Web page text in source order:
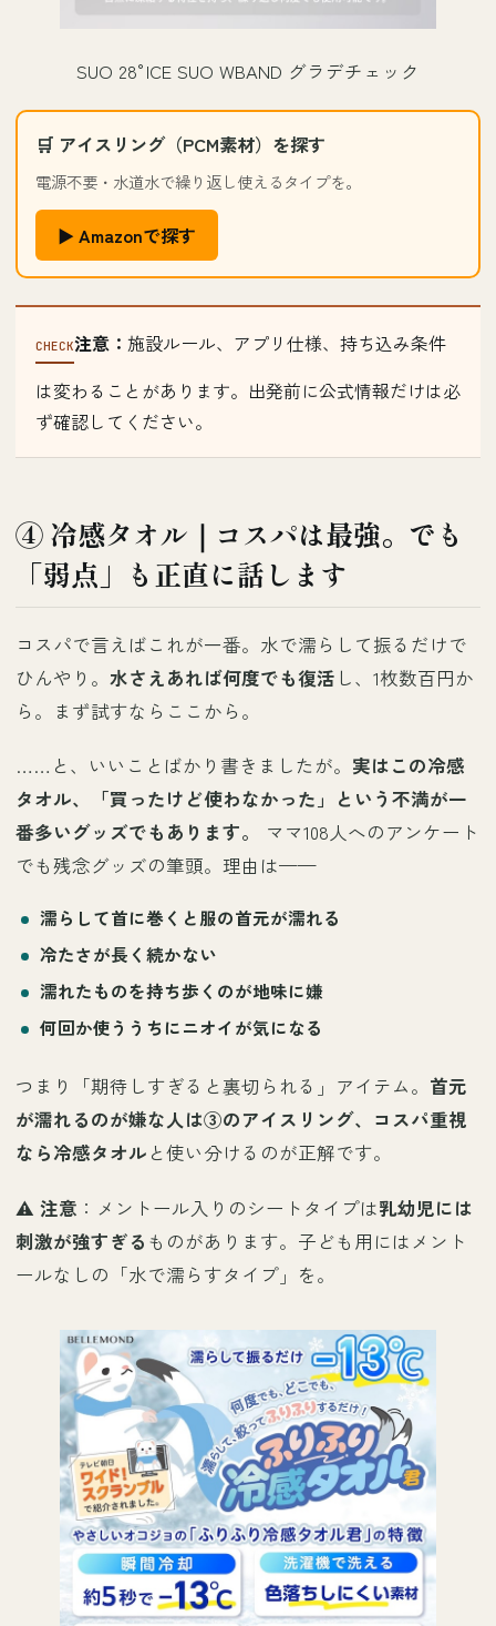
SUO 28°ICE SUO WBAND グラデチェック
🛒 アイスリング（PCM素材）を探す
電源不要・水道水で繰り返し使えるタイプを。
▶ Amazonで探す
注意： 施設ルール、アプリ仕様、持ち込み条件
は変わることがあります。出発前に公式情報だけは必
ず確認してください。
④ 冷感タオル｜コスパは最強。でも
「弱点」も正直に話します
コスパで言えばこれが一番。水で濡らして振るだけで
ひんやり。 水さえあれば何度でも復活 し、1枚数百円か
ら。まず試すならここから。
……と、いいことばかり書きましたが。 実はこの冷感
タオル、「買ったけど使わなかった」という不満が一
番多いグッズでもあります。
ママ108人へのアンケート
でも残念グッズの筆頭。理由は——
濡らして首に巻くと服の首元が濡れる
冷たさが長く続かない
濡れたものを持ち歩くのが地味に嫌
何回か使ううちにニオイが気になる
つまり「期待しすぎると裏切られる」アイテム。 首元
が濡れるのが嫌な人は③のアイスリング、コスパ重視
なら冷感タオル と使い分けるのが正解です。
⚠️ 注意 ：メントール入りのシートタイプは乳幼児には
刺激が強すぎる ものがあります。子ども用にはメント
ールなしの「水で濡らすタイプ」を。